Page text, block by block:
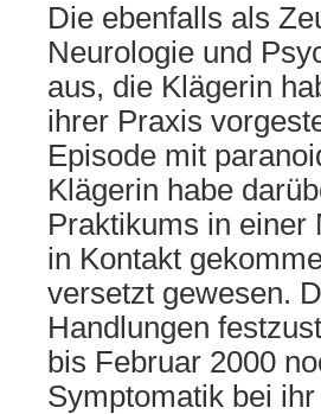
Die ebenfalls als
Neurologie und
aus, die Klägerin
ihrer Praxis
Episode mit
Klägerin habe
Praktikums in einer
in Kontakt
versetzt gewesen.
Handlungen
bis Februar 2000
Symptomatik bei